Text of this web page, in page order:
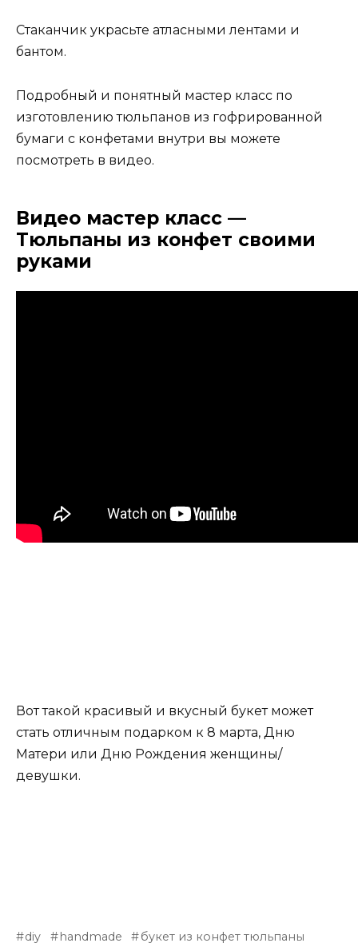
Стаканчик украсьте атласными лентами и
бантом.
Подробный и понятный мастер класс по
изготовлению тюльпанов из гофрированной
бумаги с конфетами внутри вы можете
посмотреть в видео.
Видео мастер класс —
Тюльпаны из конфет своими
руками
Вот такой красивый и вкусный букет может
стать отличным подарком к 8 марта, Дню
Матери или Дню Рождения женщины/
девушки.
diy handmade
букет из конфет тюльпаны